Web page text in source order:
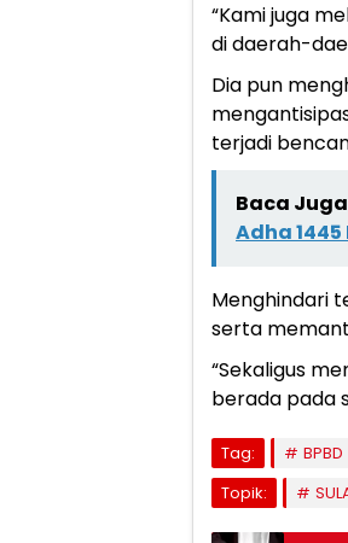
“Kami juga
di daerah-
Dia pun
terjadi
Baca
Adha 1445
Menghindari
serta
“Sekaligus
berada pada
Tag: BPBD
Topik: